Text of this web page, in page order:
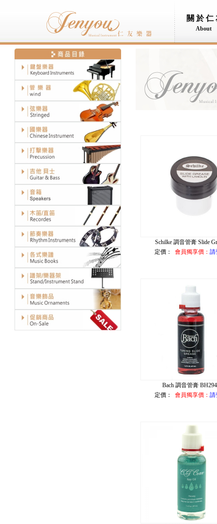
關於
About
Schilke 調音管膏 Slide
定價： 會員獨享價： 請
Bach 調音管膏
定價： 會員獨享價： 請